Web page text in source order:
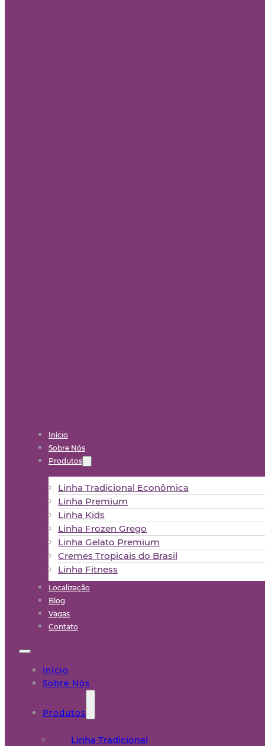
Início
Sobre Nós
Produtos
Linha Tradicional Econômica
Linha Premium
Linha Kids
Linha Frozen Grego
Linha Gelato Premium
Cremes Tropicais do Brasil
Linha Fitness
Localização
Blog
Vagas
Contato
Início
Sobre Nós
Produtos
Linha Tradicional